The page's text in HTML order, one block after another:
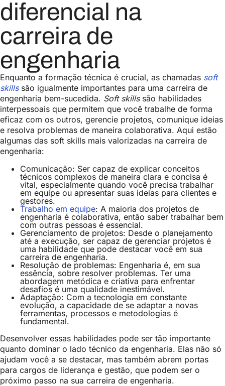
diferencial na
carreira de
engenharia
Enquanto a formação técnica é crucial, as chamadas soft
skillssão igualmente importantes para uma carreira de
engenharia bem-sucedida. Soft skillssão habilidades
interpessoais que permitem que você trabalhe de forma
eficaz com os outros, gerencie projetos, comunique ideias
e resolva problemas de maneira colaborativa. Aqui estão
algumas das soft skills mais valorizadas na carreira de
engenharia:
Comunicação: Ser capaz de explicar conceitos
técnicos complexos de maneira clara e concisa é
vital, especialmente quando você precisa trabalhar
em equipe ou apresentar suas ideias para clientes e
gestores.
Trabalho em equipe: A maioria dos projetos de
engenharia é colaborativa, então saber trabalhar bem
com outras pessoas é essencial.
Gerenciamento de projetos: Desde o planejamento
até a execução, ser capaz de gerenciar projetos é
uma habilidade que pode destacar você em sua
carreira de engenharia.
Resolução de problemas: Engenharia é, em sua
essência, sobre resolver problemas. Ter uma
abordagem metódica e criativa para enfrentar
desafios é uma qualidade inestimável.
Adaptação: Com a tecnologia em constante
evolução, a capacidade de se adaptar a novas
ferramentas, processos e metodologias é
fundamental.
Desenvolver essas habilidades pode ser tão importante
quanto dominar o lado técnico da engenharia. Elas não só
ajudam você a se destacar, mas também abrem portas
para cargos de liderança e gestão, que podem ser o
próximo passo na sua carreira de engenharia.